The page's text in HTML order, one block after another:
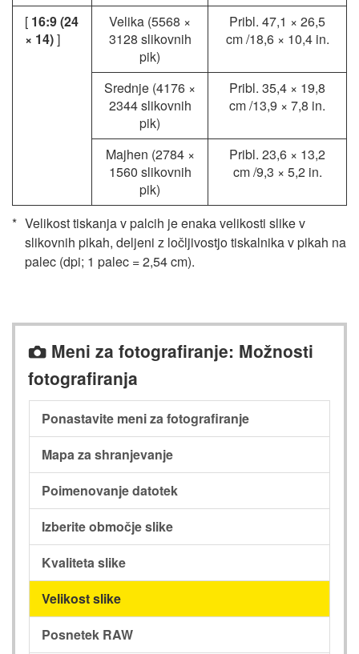
[ 16:9 (24
× 14)]
Velika (5568 ×
3128 slikovnih
pik)
Pribl. 47,1 × 26,5
cm/18,6 × 10,4 in.
Srednje (4176 ×
2344 slikovnih
pik)
Pribl. 35,4 × 19,8
cm/13,9 × 7,8 in.
Majhen (2784 ×
1560 slikovnih
pik)
Pribl. 23,6 × 13,2
cm/9,3 × 5,2 in.
Velikost tiskanja v palcih je enaka velikosti slike v
slikovnih pikah, deljeni z ločljivostjo tiskalnika v pikah na
palec (dpi; 1 palec = 2,54 cm).
C Meni za fotografiranje: Možnosti
fotografiranja
Ponastavite meni za fotografiranje
Mapa za shranjevanje
Poimenovanje datotek
Izberite območje slike
Kvaliteta slike
Velikost slike
Posnetek RAW